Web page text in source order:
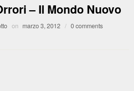
– Il Mondo Nuovo
on marzo 3, 2012 / 0 comments